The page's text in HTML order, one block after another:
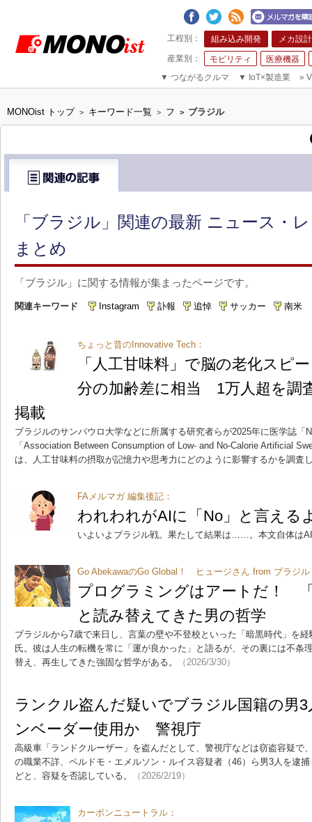
組み込み開発 メカ設計
モビリティ
医療機器
▼ つながるクルマ ▼ IoT×製造業 »
MONOist トップ > キーワード一覧 > フ > ブラジル
「ブラジル」関連の最新 ニュース・
まとめ
「ブラジル」に関する情報が集まったページです。
関連キーワード Instagram 訃報 追悼 サッカー 南米
ちょっと昔のInnovative Tech：
「人工甘味料」で脳の老化スピ
分の加齢差に相当 1万人超を調
掲載
ブラジルのサンパウロ大学などに所属する研究者らが2025年に医学誌「
「Association Between Consumption of Low- and No-Calorie Artificial
は、人工甘味料の摂取が記憶力や思考力にどのように影響するかを調査
FAメルマガ 編集後記：
われわれがAIに「No」と言える
いよいよブラジル戦。果たして結果は……。本文自体は
Go AbekawaのGo Global！ ヒュージさん from ブラジル
プログラミングはアートだ！
と読み替えてきた男の哲学
ブラジルから7歳で来日し、言葉の壁や不登校といった「暗黒時代」を
氏。彼は人生の転機を常に「運が良かった」と語るが、その裏には不条
替え、再生してきた強固な哲学がある。
（2026/3/30）
ランクル盗んだ疑いでブラジル国籍の男
ンベーダー使用か 警視庁
高級車「ランドクルーザー」を盗んだとして、警視庁などは窃盗容疑で
の職業不詳、ペルドモ・エメルソン・ルイス容疑者（46）ら男3人を逮
どと、容疑を否認している。
（2026/2/19）
カーボンニュートラル：